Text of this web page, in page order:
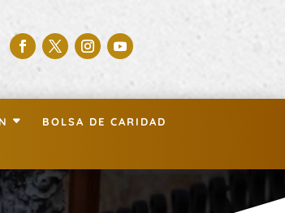
BOLSA DE CARIDAD